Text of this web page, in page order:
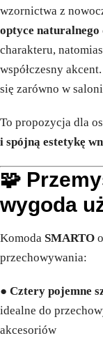
wzornictwa z
optyce naturalnego
charakteru,
współczesny
się zarówno w
To propozycja dla
i spójną estetykę
🧩
wygoda
Komoda SMARTO
przechowywania:
● Cztery pojemne
idealne do
akcesoriów